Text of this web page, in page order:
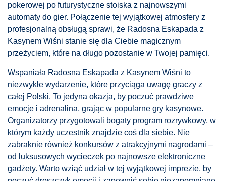
pokerowej po futurystyczne stoiska z najnowszymi
automaty do gier. Połączenie tej wyjątkowej atmosfery z
profesjonalną obsługą sprawi, że Radosna Eskapada z
Kasynem Wiśni stanie się dla Ciebie magicznym
przeżyciem, które na długo pozostanie w Twojej pamięci.
Wspaniała Radosna Eskapada z Kasynem Wiśni to
niezwykłe wydarzenie, które przyciąga uwagę graczy z
całej Polski. To jedyna okazja, by poczuć prawdziwe
emocje i adrenalina, grając w popularne gry kasynowe.
Organizatorzy przygotowali bogaty program rozrywkowy, w
którym każdy uczestnik znajdzie coś dla siebie. Nie
zabraknie również konkursów z atrakcyjnymi nagrodami –
od luksusowych wycieczek po najnowsze elektroniczne
gadżety. Warto wziąć udział w tej wyjątkowej imprezie, by